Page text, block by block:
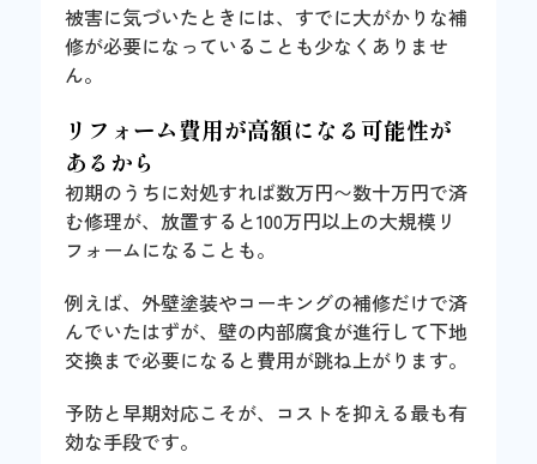
被害に気づいたときには、すでに大がかりな補
修が必要になっていることも少なくありませ
ん。
リフォーム費用が高額になる可能性が
あるから
初期のうちに対処すれば数万円〜数十万円で済
む修理が、放置すると100万円以上の大規模リ
フォームになることも。
例えば、外壁塗装やコーキングの補修だけで済
んでいたはずが、壁の内部腐食が進行して下地
交換まで必要になると費用が跳ね上がります。
予防と早期対応こそが、コストを抑える最も有
効な手段です。